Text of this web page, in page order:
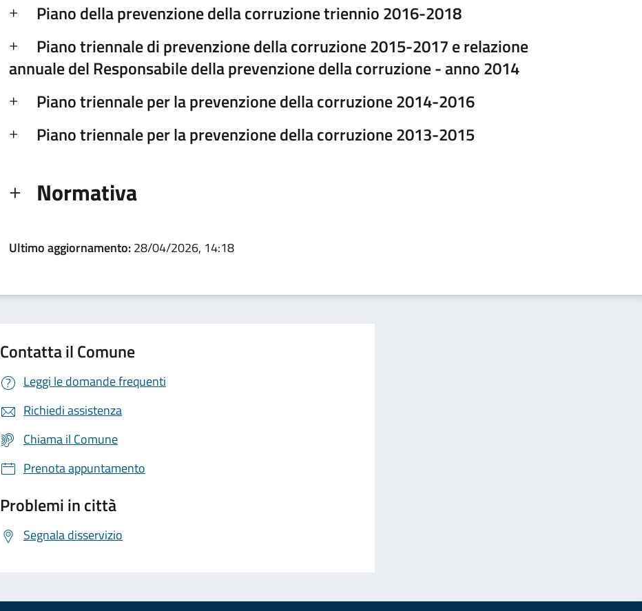
Piano della prevenzione della corruzione triennio 2016-2018
Piano triennale di prevenzione della corruzione 2015-2017 e relazione
annuale del Responsabile della prevenzione della corruzione - anno 2014
Piano triennale per la prevenzione della corruzione 2014-2016
Piano triennale per la prevenzione della corruzione 2013-2015
Normativa
Ultimo aggiornamento:28/04/2026, 14:18
Contatta il Comune
Leggi le domande frequenti
Richiedi assistenza
Chiama il Comune
Prenota appuntamento
Problemi in città
Segnala disservizio